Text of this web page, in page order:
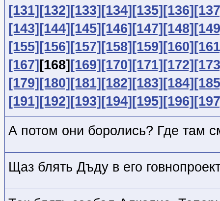
[131] [132] [133] [134] [135] [136]
[143] [144] [145] [146] [147] [148]
[155] [156] [157] [158] [159] [160]
[167] [168] [169] [170] [171] [172]
[179] [180] [181] [182] [183] [184]
[191] [192] [193] [194] [195] [196]
А потом они боролись? Где там
Щаз блять Дъду в его